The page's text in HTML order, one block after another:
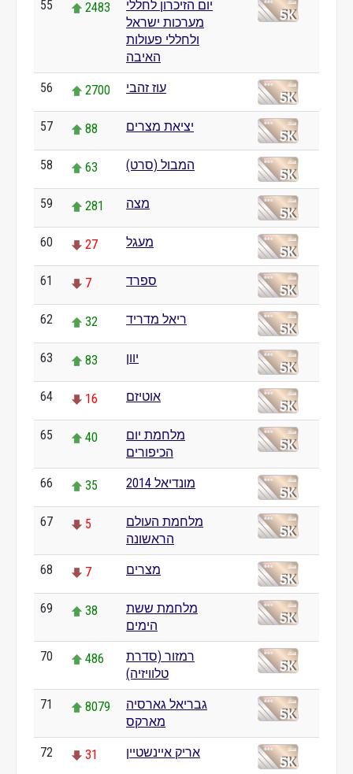
55 2483
יום הזיכרון לחללי
מערכות ישראל
ולחללי פעולות
האיבה
56 2700 עוז זהבי
57 88 יציאת מצרים
58 63 המבול (סרט)
59 281 מצה
60 27 מעגל
61 7 ספרד
62 32 ריאל מדריד
63 83 יוון
64 16 אוטיזם
65 40
מלחמת יום
הכיפורים
66 35 מונדיאל 2014
67 5
מלחמת העולם
הראשונה
68 7 מצרים
69 38
מלחמת ששת
הימים
70 486
רמזור (סדרת
טלוויזיה)
71 8079
גבריאל גארסיה
מארקס
72 31 אריק איינשטיין